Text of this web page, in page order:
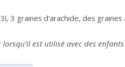
3 graines d'arachide, des
est utilisé avec des